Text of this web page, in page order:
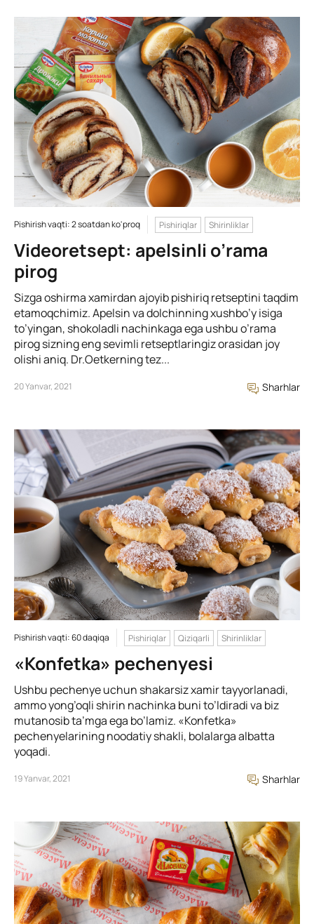
Pishirish vaqti: 2 soatdan ko'proq Pishiriqlar Shirinliklar
Videoretsept: apelsinli o’rama
pirog
Sizga oshirma xamirdan ajoyib pishiriq retseptini taqdim
etamoqchimiz. Apelsin va dolchinning xushbo’y isiga
to’yingan, shokoladli nachinkaga ega ushbu o’rama
pirog sizning eng sevimli retseptlaringiz orasidan joy
olishi aniq. Dr.Oetkerning tez...
20 Yanvar, 2021 Sharhlar
Pishirish vaqti: 60 daqiqa Pishiriqlar Qiziqarli Shirinliklar
«Konfetka» pechenyesi
Ushbu pechenye uchun shakarsiz xamir tayyorlanadi,
ammo yong’oqli shirin nachinka buni to’ldiradi va biz
mutanosib ta’mga ega bo’lamiz. «Konfetka»
pechenyelarining noodatiy shakli, bolalarga albatta
yoqadi.
19 Yanvar, 2021 Sharhlar